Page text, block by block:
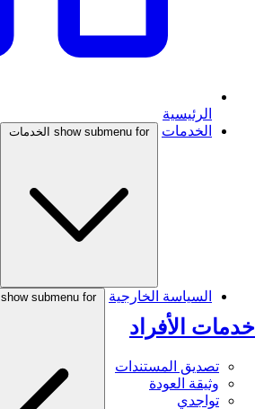
الرئيسية
الخدمات
show submenu for الخدمات
خدمات الأفراد
تصديق المستندات
وثيقة العودة
تواجدي
السياسة الخارجية show submenu for السياسة الخارجية